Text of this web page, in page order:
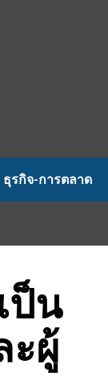
ธุรกิจ-การตลาด
ป็น
ะผู้